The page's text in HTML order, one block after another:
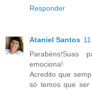
Responder
Ataniel Santos
emociona!
Acredito que
só temos que